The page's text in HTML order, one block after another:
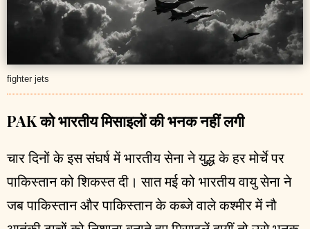
fighter jets
PAK को भारतीय मिसाइलों की भनक नहीं लगी
चार दिनों के इस संघर्ष में भारतीय सेना ने युद्ध के हर मोर्चे पर
पाकिस्तान को शिकस्त दी। सात मई को भारतीय वायु सेना ने
जब पाकिस्तान और पाकिस्तान के कब्जे वाले कश्मीर में नौ